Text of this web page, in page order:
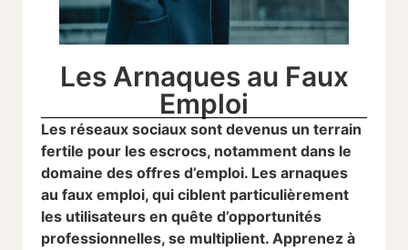
Les Arnaques au Faux
Emploi
Les réseaux sociaux sont devenus un terrain
fertile pour les escrocs, notamment dans le
domaine des offres d’emploi. Les arnaques
au faux emploi, qui ciblent particulièrement
les utilisateurs en quête d’opportunités
professionnelles, se multiplient. Apprenez à